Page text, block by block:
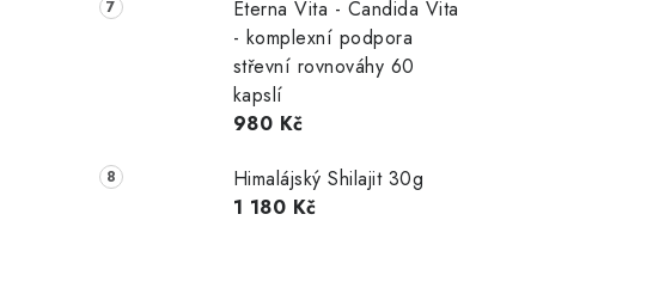
Eterna Vita - Candida Vita
- komplexní podpora
střevní rovnováhy 60
kapslí
980 Kč
Himalájský Shilajit 30g
1 180 Kč